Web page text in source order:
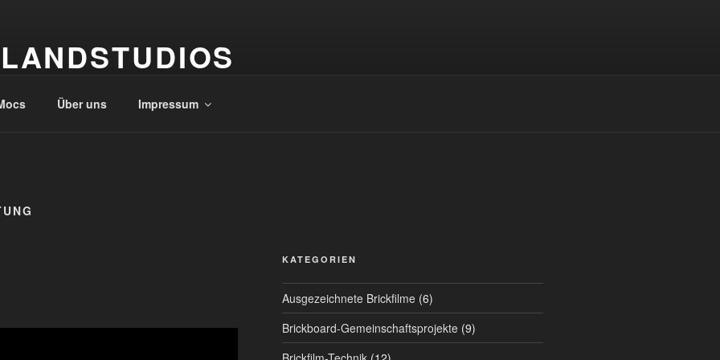
Über uns Impressum
KATEGORIEN
Ausgezeichnete Brickfilme(6)
Brickboard-Gemeinschaftsprojekte(9)